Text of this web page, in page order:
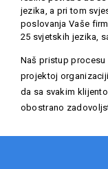
jezika, a pri tom
poslovanja Vaše
25 svjetskih jezika,
Naš pristup
projektoj
da sa svakim
obostrano